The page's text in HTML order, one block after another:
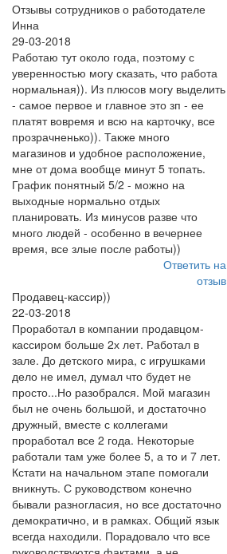
Отзывы сотрудников о работодателе
Инна
29-03-2018
Работаю тут около года, поэтому с
уверенностью могу сказать, что работа
нормальная)). Из плюсов могу выделить
- самое первое и главное это зп - ее
платят вовремя и всю на карточку, все
прозрачненько)). Также много
магазинов и удобное расположение,
мне от дома вообще минут 5 топать.
График понятный 5/2 - можно на
выходные нормально отдых
планировать. Из минусов разве что
много людей - особенно в вечернее
время, все злые после работы))
Ответить на
отзыв
Продавец-кассир))
22-03-2018
Проработал в компании продавцом-
кассиром больше 2х лет. Работал в
зале. До детского мира, с игрушками
дело не имел, думал что будет не
просто...Но разобрался. Мой магазин
был не очень большой, и достаточно
дружный, вместе с коллегами
проработал все 2 года. Некоторые
работали там уже более 5, а то и 7 лет.
Кстати на начальном этапе помогали
вникнуть. С руководством конечно
бывали разногласия, но все достаточно
демократично, и в рамках. Общий язык
всегда находили. Порадовало что все